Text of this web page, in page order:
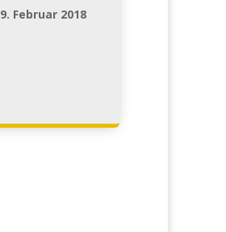
9. Februar 2018